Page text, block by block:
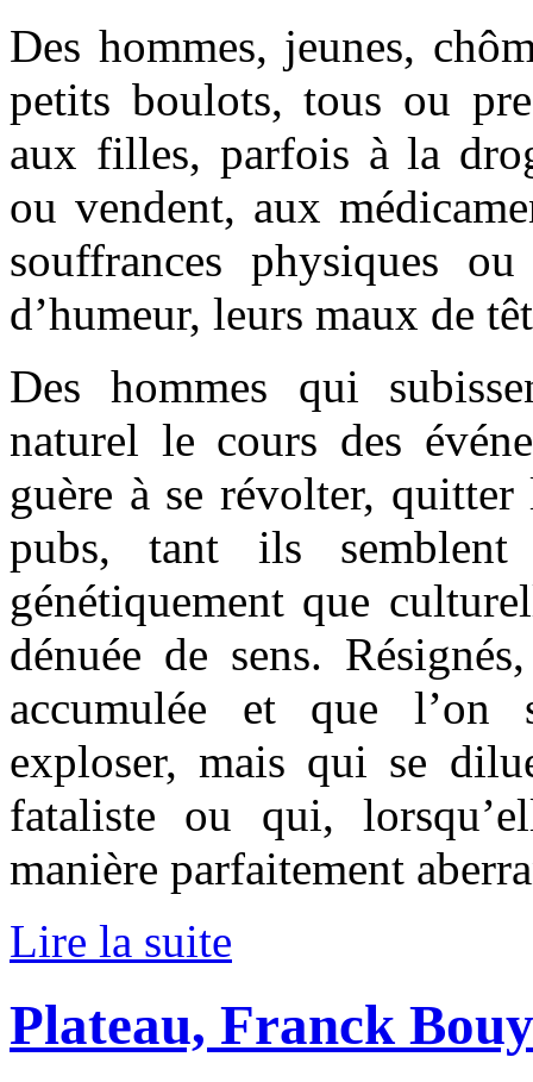
Des hommes, jeunes,
petits boulots, tous ou
aux filles, parfois à la
ou vendent, aux
souffrances physiques
d’humeur, leurs maux de
Des hommes qui
naturel le cours des
guère à se révolter,
pubs, tant ils semblent
génétiquement que
dénuée de sens.
accumulée et que l’on
exploser, mais qui se
fataliste ou qui,
manière parfaitement
Lire la suite
Plateau, Franck